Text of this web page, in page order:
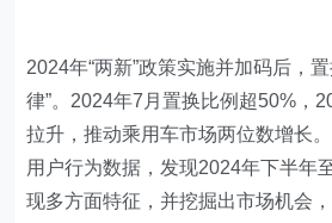
2024年“两新”政策实施并加码后，
律”。2024年7月置换比例超50%，
拉升，推动乘用车市场两位数增长
用户行为数据，发现2024年下半年
现多方面特征，并挖掘出市场机会